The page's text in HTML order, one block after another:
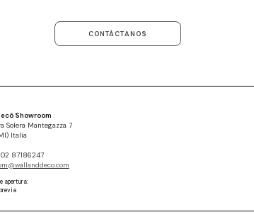
CONTÁCTANOS
Showroom
Solera Mantegazza 7
Italia
87186247
apertura: